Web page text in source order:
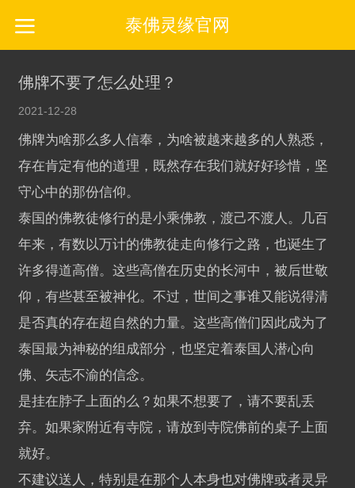
泰佛灵缘官网
佛牌不要了怎么处理？
2021-12-28
佛牌为啥那么多人信奉，为啥被越来越多的人熟悉，
存在肯定有他的道理，既然存在我们就好好珍惜，坚
守心中的那份信仰。
泰国的佛教徒修行的是小乘佛教，渡己不渡人。几百
年来，有数以万计的佛教徒走向修行之路，也诞生了
许多得道高僧。这些高僧在历史的长河中，被后世敬
仰，有些甚至被神化。不过，世间之事谁又能说得清
是否真的存在超自然的力量。这些高僧们因此成为了
泰国最为神秘的组成部分，也坚定着泰国人潜心向
佛、矢志不渝的信念。
是挂在脖子上面的么？如果不想要了，请不要乱丢
弃。如果家附近有寺院，请放到寺院佛前的桌子上面
就好。
不建议送人，特别是在那个人本身也对佛牌或者灵异